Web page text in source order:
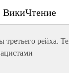
ВикиЧтение
третьего рейха.